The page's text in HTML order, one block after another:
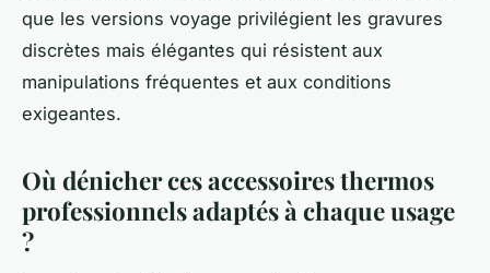
que les versions voyage privilégient les gravures
discrètes mais élégantes qui résistent aux
manipulations fréquentes et aux conditions
exigeantes.
Où dénicher ces accessoires thermos
professionnels adaptés à chaque usage
?